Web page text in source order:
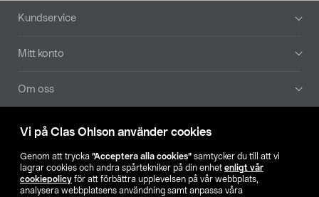
Vi på Clas Ohlson använder cookies
Genom att trycka ”Acceptera alla cookies” samtycker du till att vi
lagrar cookies och andra spårtekniker på din enhet enligt vår
cookiepolicy för att förbättra upplevelsen på vår webbplats,
analysera webbplatsens användning samt anpassa våra
Sidfot
Kundservice
Mitt konto
Om oss
Aktuellt
Våra bolag
Hitta butik